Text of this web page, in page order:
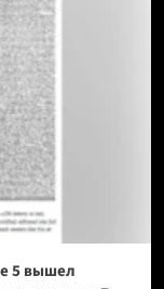
5 вышел